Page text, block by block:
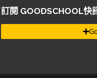
訂閱 GOODSCHOOL快